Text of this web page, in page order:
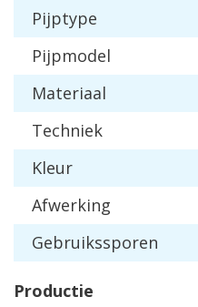
Pijptype
Pijpmodel
Materiaal
Techniek
Kleur
Afwerking
Gebruikssporen
Productie